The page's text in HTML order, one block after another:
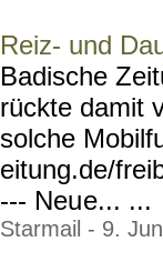
Reiz- und
Badische
rückte damit
solche
eitung.de/
--- Neue... ...
Starmail - 9.